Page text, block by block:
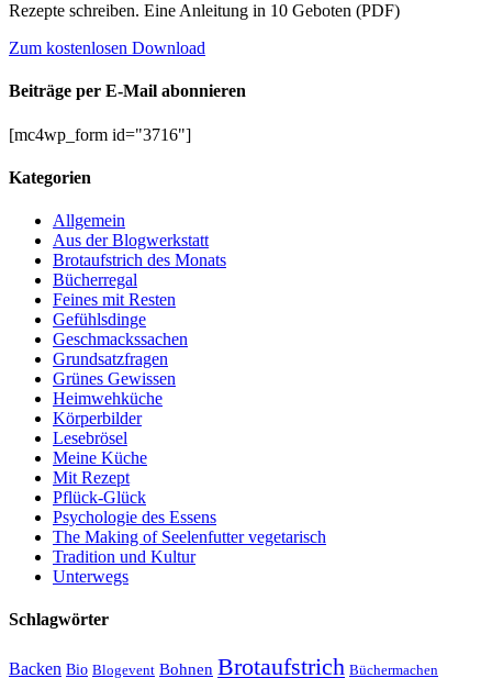
Rezepte schreiben. Eine Anleitung in 10 Geboten (PDF)
Zum kostenlosen Download
Beiträge per E-Mail abonnieren
[mc4wp_form id="3716"]
Kategorien
Allgemein
Aus der Blogwerkstatt
Brotaufstrich des Monats
Bücherregal
Feines mit Resten
Gefühlsdinge
Geschmackssachen
Grundsatzfragen
Grünes Gewissen
Heimwehküche
Körperbilder
Lesebrösel
Meine Küche
Mit Rezept
Pflück-Glück
Psychologie des Essens
The Making of Seelenfutter vegetarisch
Tradition und Kultur
Unterwegs
Schlagwörter
Backen Bio Blogevent Bohnen Brotaufstrich Büchermachen